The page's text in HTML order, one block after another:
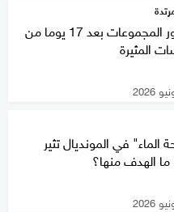
ختام دور المجموعات بعد 17 يوما من
المثيرة
الماء" في المونديال تثير
ما الهدف منها؟